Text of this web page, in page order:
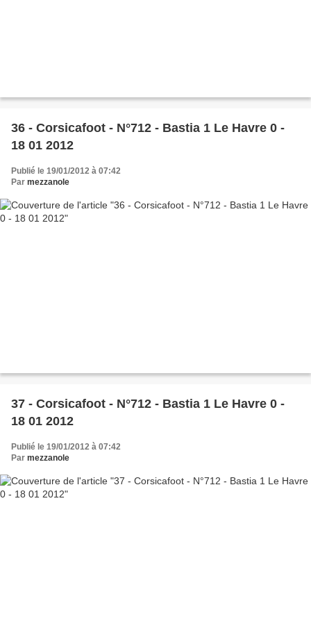
36 - Corsicafoot - N°712 - Bastia 1 Le Havre 0 -
18 01 2012
Publié le 19/01/2012 à 07:42
Par mezzanole
37 - Corsicafoot - N°712 - Bastia 1 Le Havre 0 -
18 01 2012
Publié le 19/01/2012 à 07:42
Par mezzanole